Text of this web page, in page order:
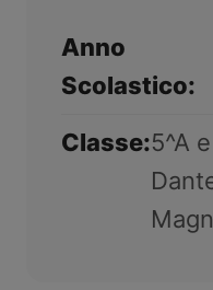
Anno
Scolastico:
Classe:5^A